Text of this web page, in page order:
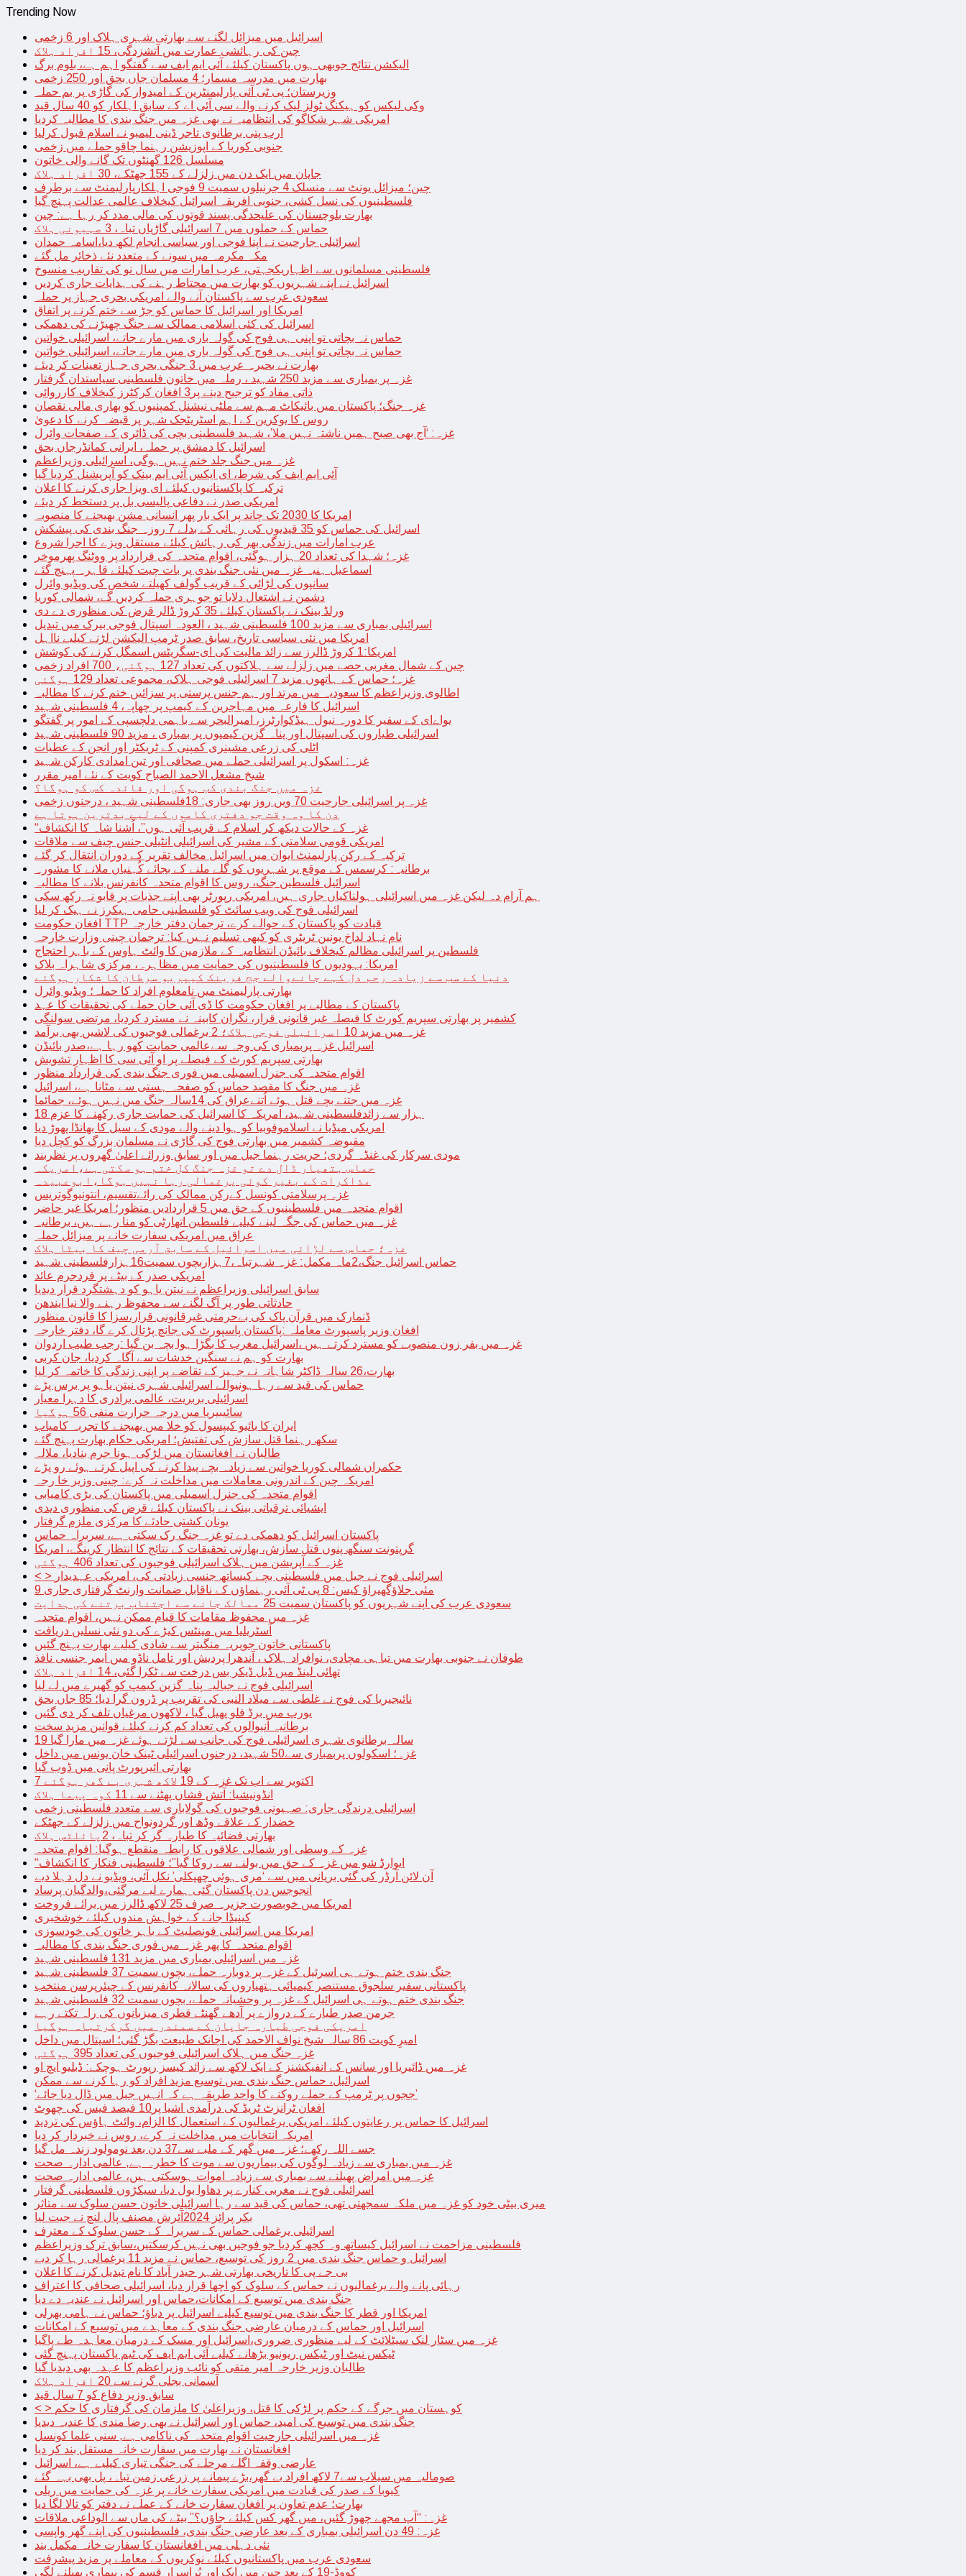
Trending Now
اسرائیل میں میزائل لگنے سے بھارتی شہری ہلاک اور 6 زخمی
چین کی رہائشی عمارت میں آتشزدگی، 15 افراد ہلاک
الیکشن نتائج جوبھی ہوں پاکستان کیلئے آئی ایم ایف سے گفتگو اہم ہے، بلوم برگ
بھارت میں مدرسہ مسمار؛ 4 مسلمان جاں بحق اور 250 زخمی
وزیرستان؛ پی ٹی آئی پارلیمنٹرین کے امیدوار کی گاڑی پر بم حملہ
وکی لیکس کو ہیکنگ ٹولز لیک کرنے والے سی آئی اے کے سابق اہلکار کو 40 سال قید
امریکی شہر شکاگو کی انتظامیہ نے بھی غزہ میں جنگ بندی کا مطالبہ کردیا
ارب پتی برطانوی تاجر ڈینی لیمبو نے اسلام قبول کرلیا
جنوبی کوریا کے اپوزیشن رہنما چاقو حملے میں زخمی
مسلسل 126 گھنٹوں تک گانے والی خاتون
جاپان میں ایک دن میں زلزلے کے 155 جھٹکے، 30 افراد ہلاک
چین؛ میزائل یونٹ سے منسلک 4 جرنیلوں سمیت 9 فوجی اہلکارپارلیمنٹ سے برطرف
فلسطینیوں کی نسل کشی، جنوبی افریقہ اسرائیل کیخلاف عالمی عدالت پہنچ گیا
بھارت بلوچستان کی علیحدگی پسند قوتوں کی مالی مدد کر رہا ہے: چین
حماس کے حملوں میں 7 اسرائیلی گاڑیاں تباہ، 3 صہیونی ہلاک
اسرائیلی جارحیت نے اپنا فوجی اور سیاسی انجام لکھ دیا،اسامہ حمدان
مکہ مکرمہ میں سونے کے متعدد نئے ذخائر مل گئے
فلسطینی مسلمانوں سے اظہاریکجہتی، عرب امارات میں سال نو کی تقاریب منسوخ
اسرائیل نے اپنے شہریوں کو بھارت میں محتاط رہنے کی ہدایات جاری کردیں
سعودی عرب سے پاکستان آنے والے امریکی بحری جہاز پر حملہ
امریکا اور اسرائیل کا حماس کو جڑ سے ختم کرنے پر اتفاق
اسرائیل کی کئی اسلامی ممالک سے جنگ چھیڑنے کی دھمکی
حماس نہ بچاتی تو اپنی ہی فوج کی گولہ باری میں مارے جاتے، اسرائیلی خواتین
حماس نہ بچاتی تو اپنی ہی فوج کی گولہ باری میں مارے جاتے، اسرائیلی خواتین
بھارت نے بحیرہ عرب میں 3 جنگی بحری جہاز تعینات کر دیئے
غزہ پر بمباری سے مزید 250 شہید ، رملہ میں خاتون فلسطینی سیاستدان گرفتار
ذاتی مفاد کو ترجیح دینے پر3 افغان کرکٹرز کیخلاف کارروائی
غزہ جنگ؛ پاکستان میں بائیکاٹ مہم سے ملٹی نیشنل کمپنیوں کو بھاری مالی نقصان
روس کا یوکرین کے اہم اسٹریٹجک شہر پر قبضہ کرنے کا دعویٰ
غزہ: ‘آج بھی صبح ہمیں ناشتہ نہیں ملا’، شہید فلسطینی بچی کی ڈائری کے صفحات وائرل
اسرائیل کا دمشق پر حملہ، ایرانی کمانڈرجاں بحق
غزہ میں جنگ جلد ختم نہیں ہوگی، اسرائیلی وزیراعظم
آئی ایم ایف کی شرط، ای ایکس آئی ایم بینک کو آپریشنل کردیا گیا
ترکیہ کا پاکستانیوں کیلئے ای ویزا جاری کرنے کا اعلان
امریکی صدر نے دفاعی پالیسی بل پر دستخط کر دیئے
امریکا کا 2030 تک چاند پر ایک بار پھر انسانی مشن بھیجنے کا منصوبہ
اسرائیل کی حماس کو 35 قیدیوں کی رہائی کے بدلے 7 روزہ جنگ بندی کی پیشکش
عرب امارات میں زندگی بھر کی رہائش کیلئے مستقل ویزے کا اجرا شروع
غزہ؛ شہدا کی تعداد 20 ہزار ہوگئی، اقوام متحدہ کی قرارداد پر ووٹنگ پھرموخر
اسماعیل ہنیہ غزہ میں نئی جنگ بندی پر بات چیت کیلئے قاہرہ پہنچ گئے
سانپوں کی لڑائی کے قریب گولف کھیلتے شخص کی ویڈیو وائرل
دشمن نے اشتعال دلایا تو جوہری حملہ کردیں گے، شمالی کوریا
ورلڈ بینک نے پاکستان کیلئے 35 کروڑ ڈالر قرض کی منظوری دے دی
اسرائیلی بمباری سے مزید 100 فلسطینی شہید ، العودہ اسپتال فوجی بیرک میں تبدیل
امریکا میں نئی سیاسی تاریخ، سابق صدر ٹرمپ الیکشن لڑنے کیلیے نااہل
امریکا:1 کروڑ ڈالرز سے زائد مالیت کی ای-سگریٹس اسمگل کرنے کی کوشش
چین کے شمال مغربی حصے میں زلزلے سے ہلاکتوں کی تعداد 127 ہوگئی، 700 افراد زخمی
غزہ؛ حماس کے ہاتھوں مزید 7 اسرائیلی فوجی ہلاک، مجموعی تعداد 129 ہوگئی
اطالوی وزیراعظم کا سعودیہ میں مرتد اور ہم جنس پرستی پر سزائیں ختم کرنے کا مطالبہ
اسرائیل کا فارعہ میں مہاجرین کے کیمپ پر چھاپہ، 4 فلسطینی شہید
یواےای کے سفیر کا دورہ نیول ہیڈکوارٹرز، امیرالبحر سے باہمی دلچسپی کے امور پر گفتگو
اسرائیلی طیاروں کی اسپتال اور پناہ گزین کیمپوں پر بمباری ، مزید 90 فلسطینی شہید
اٹلی کی زرعی مشینری کمپنی کے ٹریکٹر اور انجن کے عطیات
غزہ: اسکول پر اسرائیلی حملے میں صحافی اور تین امدادی کارکن شہید
شیخ مشعل الاحمد الصباح کویت کے نئے امیر مقرر
غزہ میں جنگ بندی کب ہوگی اور فائدہ کس کو ہوگا؟
غزہ پر اسرائیلی جارحیت 70 ویں روز بھی جاری: 18فلسطینی شہید ، درجنوں زخمی
دن کا وہ وقت جو دفتری کاموں کے لیے بدترین ہوتا ہے
“غزہ کے حالات دیکھ کر اسلام کے قریب آئی ہوں”، اُشنا شاہ کا انکشاف
امریکی قومی سلامتی کے مشیر کی اسرائیلی انٹیلی جنس چیف سے ملاقات
ترکیہ کے رکن پارلیمنٹ ایوان میں اسرائیل مخالف تقریر کے دوران انتقال کر گئے
برطانیہ: کرسمس کے موقع پر شہریوں کو گلے ملنے کے بجائے کُہنیاں ملانے کا مشورہ
اسرائیل فلسطین جنگ، روس کا اقوام متحدہ کانفرنس بلانے کا مطالبہ
ہم آرام دہ لیکن غزہ میں اسرائیلی ہولناکیاں جاری ہیں، امریکی رپورٹر بھی اپنے جذبات پر قابو نہ رکھ سکی
اسرائیلی فوج کی ویب سائٹ کو فلسطینی حامی ہیکرز نے ہیک کر لیا
افغان حکومت TTP قیادت کو پاکستان کے حوالے کرے، ترجمان دفتر خارجہ
نام نہاد لداخ یونین ٹریٹری کو کبھی تسلیم نہیں کیا: ترجمان چینی وزارت خارجہ
فلسطین پر اسرائیلی مظالم کیخلاف بائیڈن انتظامیہ کے ملازمین کا وائٹ ہاوس کے باہر احتجاج
امریکا: یہودیوں کا فلسطینیوں کی حمایت میں مظاہرہ، مرکزی شاہراہ بلاک
دنیا کے سب سے زیادہ رحم دل کہے جانےوالے جج فرینک کیپریو سرطان کا شکار ہوگئے
بھارتی پارلیمنٹ میں نامعلوم افراد کا حملہ؛ ویڈیو وائرل
پاکستان کے مطالبے پر افغان حکومت کا ڈی آئی خان حملے کی تحقیقات کا عہد
کشمیر پر بھارتی سپریم کورٹ کا فیصلہ غیر قانونی قرار، نگران کابینہ نے مسترد کردیا، مرتضی سولنگی
غزہ میں مزید 10 اسرائیلی فوجی ہلاک؛ 2 یرغمالی فوجیوں کی لاشیں بھی برآمد
اسرائیل غزہ پربمباری کی وجہ سےعالمی حمایت کھو رہا ہے،صدر بائیڈن
بھارتی سپریم کورٹ کے فیصلے پر او آئی سی کا اظہارِ تشویش
اقوام متحدہ کی جنرل اسمبلی میں فوری جنگ بندی کی قرارداد منظور
غزہ میں جنگ کا مقصد حماس کو صفحہ ہستی سے مٹانا ہے، اسرائیل
غزہ میں جتنے بچے قتل ہوئے اُتنےعراق کی 14سالہ جنگ میں نہیں ہوئے، جمائما
18 ہزار سے زائدفلسطینی شہید، امریکہ کا اسرائیل کی حمایت جاری رکھنے کا عزم
امریکی میڈیا نے اسلاموفوبیا کو ہوا دینے والے مودی کے سیل کا بھانڈا پھوڑ دیا
مقبوضہ کشمیر میں بھارتی فوج کی گاڑی نے مسلمان بزرگ کو کچل دیا
مودی سرکار کی غنڈہ گردی؛ حریت رہنما جیل میں اور سابق وزرائے اعلیٰ گھروں پر نظربند
حماس ہتھیار ڈال دے تو غزہ جنگ کل ختم ہو سکتی ہے،امریکہ
مذاکرات کے بغیر کوئی یرغمالی رہا نہیں ہوگا،ابوعبیدہ
غزہ پرسلامتی کونسل کےرکن ممالک کی رائےتقسیم، انتونیوگوتریس
اقوام متحدہ میں فلسطینیوں کے حق میں 5 قراردادیں منظور؛ امریکا غیر حاضر
غزہ میں حماس کی جگہ لینے کیلیے فلسطین اتھارٹی کو منا رہے ہیں، برطانیہ
عراق میں امریکی سفارت خانے پر میزائل حملہ
غزہ؛ حماس سے لڑائی میں اسرائیل کے سابق آرمی چیف کا بیٹا ہلاک
حماس اسرائیل جنگ،2ماہ مکمل: غزہ شہرتباہ،7ہزاربچوں سمیت16ہزارفلسطینی شہید
امریکی صدر کے بیٹے پر فردجرم عائد
سابق اسرائیلی وزیراعظم نے نیتن یاہو کو دہشتگرد قرار دیدیا
حادثاتی طور پر آگ لگنے سے محفوظ رہنے والا نیا ایندھن
ڈنمارک میں قرآن پاک کی بےحرمتی غیرقانونی قرار،سزا کا قانون منظور
افغان وزیر پاسپورٹ معاملہ :پاکستان پاسپورٹ کی جانچ پڑتال کرے گا، دفتر خارجہ
غزہ میں بفر زون منصوبے کو مسترد کرتے ہیں ،اسرائیل مغرب کا بگڑا ہوا بچہ بن گیا :رجب طیب اردوان
بھارت کو ہم نے سنگین خدشات سے آگاہ کردیا، جان کربی
بھارت،26 سالہ ڈاکٹر شاہانہ نے جہیز کے تقاضے پر اپنی زندگی کا خاتمہ کر لیا
حماس کی قید سے رہا ہونیوالے اسرائیلی شہری نیتن یاہو پر برس پڑے
اسرائیلی بربریت، عالمی برادری کا دہرا معیار
سائیبیریا میں درجہ حرارت منفی 56 ہوگیا
ایران کا بائیو کیپسول کو خلا میں بھیجنے کا تجربہ کامیاب
سکھ رہنما قتل سازش کی تفتیش؛ امریکی حکام بھارت پہنچ گئے
طالبان نے افغانستان میں لڑکی ہونا جرم بنادیا، ملالہ
حکمراں شمالی کوریا خواتین سے زیادہ بچے پیدا کرنے کی اپیل کرتے ہوئے رو پڑے
امریکہ چین کے اندرونی معاملات میں مداخلت نہ کرے: چینی وزیر خا رجہ
اقوام متحدہ کی جنرل اسمبلی میں پاکستان کی بڑی کامیابی
ایشیائی ترقیاتی بینک نے پاکستان کیلئے قرض کی منظوری دیدی
یونان کشتی حادثے کا مرکزی ملزم گرفتار
پاکستان اسرائیل کو دھمکی دے تو غزہ جنگ رک سکتی ہے، سربراہ حماس
گرپتونت سنگھ پنوں قتل سازش، بھارتی تحقیقات کے نتائج کا انتظار کرینگے، امریکا
غزہ کے آپریشن میں ہلاک اسرائیلی فوجیوں کی تعداد 406 ہوگئی
< > اسرائیلی فوج نے جیل میں فلسطینی بچے کیساتھ جنسی زیادتی کی، امریکی عہدیدار
9 مئی جلاؤگھیراؤ کیس: 8 پی ٹی آئی رہنماؤں کے ناقابل ضمانت وارنٹ گرفتاری جاری
سعودی عرب کی اپنے شہریوں کو پاکستان سمیت 25 ممالک جانے سے اجتناب برتنے کی ہدایت
غزہ میں محفوظ مقامات کا قیام ممکن نہیں، اقوام متحدہ
آسٹریلیا میں مینٹس کیڑے کی دو نئی نسلیں دریافت
پاکستانی خاتون جویریہ منگیتر سے شادی کیلیے بھارت پہنچ گئیں
طوفان نے جنوبی بھارت میں تباہی مچادی، نوافراد ہلاک ، آندھرا پردیش اور تامل ناڈو میں ایمر جنسی نافذ
تھائی لینڈ میں ڈبل ڈیکر بس درخت سے ٹکرا گئی، 14 افراد ہلاک
اسرائیلی فوج نے جبالیہ پناہ گزین کیمپ کو گھیرے میں لے لیا
نائیجیریا کی فوج نے غلطی سے میلاد النبی کی تقریب پر ڈرون گرا دیا؛ 85 جاں بحق
یورپ میں برڈ فلو پھیل گیا ، لاکھوں مرغیاں تلف کر دی گئیں
برطانیہ آنیوالوں کی تعداد کم کرنے کیلئے قوانین مزید سخت
19 سالہ برطانوی شہری اسرائیلی فوج کی جانب سے لڑتے ہوئے غزہ میں مارا گیا
غزہ؛ اسکولوں پربمباری سے50 شہید، درجنوں اسرائیلی ٹینک خان یونس میں داخل
بھارتی ائیرپورٹ پانی میں ڈوب گیا
7 اکتوبر سے اب تک غزہ کے 19 لاکھ شہری بے گھر ہوگئے
انڈونیشیا: آتش فشاں پھٹنے سے 11 کوہ پیما ہلاک
اسرائیلی درندگی جاری: صہیونی فوجیوں کی گولاباری سے متعدد فلسطینی زخمی
خضدار کے علاقے وڈھ اور گردونواح میں زلزلے کے جھٹکے
بھارتی فضائیہ کا طیارہ گر کر تباہ، 2پائلٹس ہلاک
غزہ کے وسطی اور شمالی علاقوں کا رابطہ منقطع ہوگیا: اقوام متحدہ
“ایوارڈ شو میں غزہ کے حق میں بولنے سے روکا گیا”؛ فلسطینی فنکار کا انکشاف
آن لائن آرڈر کی گئی بریانی میں سے ‘مری ہوئی چھپکلی’ نکل آئی، ویڈیو نے دل دہلا دیے
انجوجس دن پاکستان گئی ہمارے لیے مرگئی،والدگیان پرساد
امریکا میں خوبصورت جزیرہ صرف 25 لاکھ ڈالرز میں برائے فروخت
کینیڈا جانے کے خواہش مندوں کیلئے خوشخبری
امریکا میں اسرائیلی قونصلیٹ کے باہر خاتون کی خودسوزی
اقوام متحدہ کا پھر غزہ میں فوری جنگ بندی کا مطالبہ
غزہ میں اسرائیلی بمباری میں مزید 131 فلسطینی شہید
جنگ بندی ختم ہوتے ہی اسرئیل کے غزہ پر دوبارہ حملے، بچوں سمیت 37 فلسطینی شہید
پاکستانی سفیر سلجوق مستنصر کیمیائی ہتھیاروں کی سالانہ کانفرنس کے چیئرپرسن منتخب
جنگ بندی ختم ہوتے ہی اسرائیل کے غزہ پر وحشیانہ حملے، بچوں سمیت 32 فلسطینی شہید
جرمن صدر طیارے کے دروازے پر آدھے گھنٹے قطری میزبانوں کی راہ تکتے رہے
امریکی فوجی طیارہ جاپان کے سمندر میں گرکرتباہ ہوگیا
امیرِ کویت 86 سالہ شیخ نواف الاحمد کی اچانک طبیعت بگڑ گئی؛ اسپتال میں داخل
غزہ جنگ میں ہلاک اسرائیلی فوجیوں کی تعداد 395 ہوگئی
غزہ میں ڈائیریا اور سانس کے انفیکشنز کے ایک لاکھ سے زائد کیسز رپورٹ ہوچکے: ڈبلیو ایچ او
اسرائیل، حماس جنگ بندی میں توسیع مزید افراد کو رہا کرنے سے ممکن
‘ججوں پر ٹرمپ کے حملے روکنے کا واحد طریقہ ہے کہ انہیں جیل میں ڈال دیا جائے’
افغان ٹرانزٹ ٹریڈ کی درآمدی اشیا پر10 فیصد فیس کی چھوٹ
اسرائیل کا حماس پر رعایتوں کیلئے امریکی یرغمالیوں کے استعمال کا الزام، وائٹ ہاؤس کی تردید
امریکہ انتخابات میں مداخلت نہ کرے، روس نے خبردار کر دیا
جسے اللہ رکھے؛ غزہ میں گھر کے ملبے سے37 دن بعد نومولود زندہ مل گیا
غزہ میں بمباری سے زیادہ لوگوں کی بیماریوں سے موت کا خطرہ ہے, عالمی ادارہ صحت
غزہ میں امراض پھیلنے سے بمباری سے زیادہ اموات ہوسکتی ہیں، عالمی ادارہ صحت
اسرائیلی فوج نے مغربی کنارے پر دھاوا بول دیا، سیکڑوں فلسطینی گرفتار
میری بیٹی خود کو غزہ میں ملکہ سمجھتی تھی، حماس کی قید سے رہا اسرائیلی خاتون حسن سلوک سے متاثر
بکر پرائز 2024آئرش مصنف پال لنچ نے جیت لیا
اسرائیلی یرغمالی حماس کے سربراہ کے حسن سلوک کے معترف
فلسطینی مزاحمت نے اسرائیل کیساتھ وہ کچھ کردیا جو فوجیں بھی نہیں کرسکتیں،سابق ترک وزیراعظم
اسرائیل و حماس جنگ بندی میں 2 روز کی توسیع، حماس نے مزید 11 یرغمالی رہا کر دیے
بی جے پی کا تاریخی بھارتی شہر حیدر آباد کا نام تبدیل کرنے کا اعلان
رہائی پانے والے یرغمالیوں نے حماس کے سلوک کو اچھا قرار دیا، اسرائیلی صحافی کا اعتراف
جنگ بندی میں توسیع کے امکانات،حماس اور اسرائیل نے عندیہ دے دیا
امریکا اور قطر کا جنگ بندی میں توسیع کیلیے اسرائیل پر دباؤ؛ حماس نے ہامی بھرلی
اسرائیل اور حماس کے درمیان عارضی جنگ بندی کے معاہدے میں توسیع کے امکانات
غزہ میں سٹار لنک سیٹلائٹ کے لیے منظوری ضروری،اسرائیل اور مسک کے درمیان معاہدہ طے پاگیا
ٹیکس نیٹ اور ٹیکس ریونیو بڑھانے کیلیے آئی ایم ایف کی ٹیم پاکستان پہنچ گئی
طالبان وزیر خارجہ امیر متقی کو نائب وزیراعظم کا عہدہ بھی دیدیا گیا
آسمانی بجلی گرنے سے 20 افراد ہلاک
سابق وزیر دفاع کو 7 سال قید
< > کوہستان میں جرگے کے حکم پر لڑکی کا قتل، وزیراعلیٰ کا ملزمان کی گرفتاری کا حکم
جنگ بندی میں توسیع کی امید، حماس اور اسرائیل نے بھی رضا مندی کا عندیہ دیدیا
غزہ میں اسرائیلی جارحیت اقوام متحدہ کی ناکامی ہے, سنی علما کونسل
افغانستان نے بھارت میں سفارت خانہ مستقل بند کر دیا
عارضی وقفہ اگلے مرحلے کی جنگی تیاری کیلیے ہے، اسرائیل
صومالیہ میں سیلاب سے7 لاکھ افراد بے گھر،بڑے پیمانے پر زرعی زمین تباہ، پل بھی بہہ گئے
کیوبا کے صدر کی قیادت میں امریکی سفارت خانے پر غزہ کی حمایت میں ریلی
بھارت؛ عدم تعاون پر افغان سفارت خانے کے عملے نے دفتر کو تالا لگا دیا
غزہ: “آپ مجھے چھوڑ گئیں، میں گھر کس کیلئے جاؤں؟” بیٹے کی ماں سے الوداعی ملاقات
غزہ: 49 دن اسرائیلی بمباری کے بعد عارضی جنگ بندی، فلسطینیوں کی اپنے گھر واپسی
نئی دہلی میں افغانستان کا سفارت خانہ مکمل بند
سعودی عرب میں پاکستانیوں کیلئے نوکریوں کے معاملے پر مزید پیشرفت
کووڈ-19 کے بعد چین میں ایک اور پُراسرار قسم کی بیماری پھیلنے لگی